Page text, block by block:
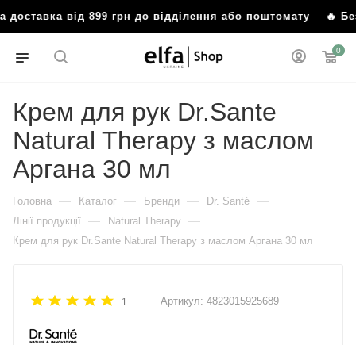
від 899 грн до відділення або поштомату 🔥
0
Крем для рук Dr.Sante
Natural Therapy з маслом
Аргана 30 мл
Головна — Каталог — Бренди — Dr. Santé —
Лінії продукції — Natural Therapy —
Крем для рук Dr.Sante Natural Therapy з маслом Аргана 30 мл
1 Артикул: 4823015925689